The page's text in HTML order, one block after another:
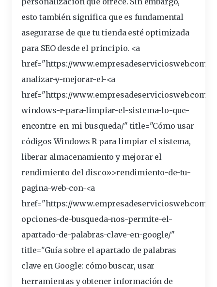
esto también significa que es fundamental
asegurarse de que tu tienda esté optimizada
para SEO desde el principio. <a
href="https://www.empresadeserviciosweb.com/
analizar-y-mejorar-el-<a
href="https://www.empresadeserviciosweb.com/
windows-r-para-limpiar-el-sistema-lo-que-
encontre-en-mi-busqueda/" title="Cómo usar
códigos Windows R para limpiar el sistema,
liberar almacenamiento y mejorar el
rendimiento del disco»>rendimiento-de-tu-
pagina-web-con-<a
href="https://www.empresadeserviciosweb.com/
opciones-de-busqueda-nos-permite-el-
apartado-de-palabras-clave-en-google/"
title="Guía sobre el apartado de palabras
clave en Google: cómo buscar, usar
herramientas y obtener información de